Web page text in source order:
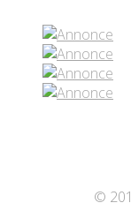
©